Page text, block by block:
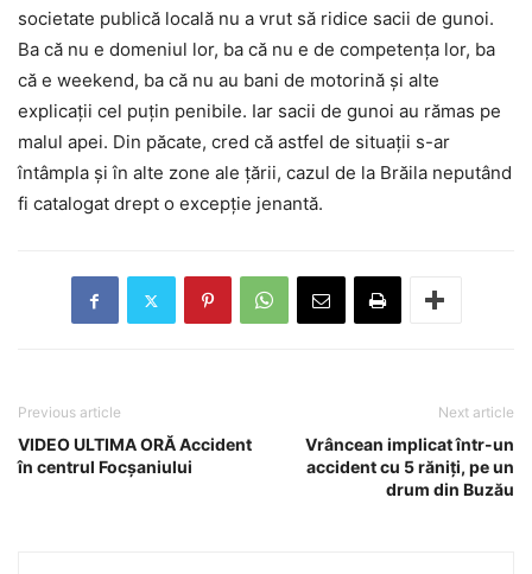
societate publică locală nu a vrut să ridice sacii de gunoi.
Ba că nu e domeniul lor, ba că nu e de competența lor, ba
că e weekend, ba că nu au bani de motorină și alte
explicații cel puțin penibile. Iar sacii de gunoi au rămas pe
malul apei. Din păcate, cred că astfel de situații s-ar
întâmpla și în alte zone ale țării, cazul de la Brăila neputând
fi catalogat drept o excepție jenantă.
Previous article
VIDEO ULTIMA ORĂ Accident
în centrul Focșaniului
Next article
Vrâncean implicat într-un
accident cu 5 răniți, pe un
drum din Buzău